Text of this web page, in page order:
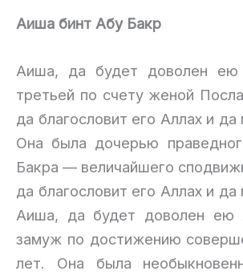
Аиша бинт Абу Бакр
Аиша, да будет доволен ею
третьей по счету женой
да благословит его Аллах и да
Она была дочерью
Бакра — величайшего
да благословит его Аллах и да
Аиша, да будет доволен ею
замуж по достижению
лет. Она была